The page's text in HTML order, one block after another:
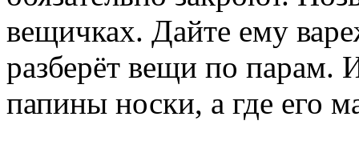
вещичках. Дайте ему
разберёт вещи по парам.
папины носки, а где его